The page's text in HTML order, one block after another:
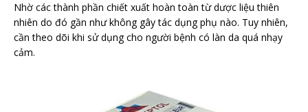
Nhờ các thành phần chiết xuất hoàn toàn từ dược liệu thiên
nhiên do đó gần như không gây tác dụng phụ nào. Tuy nhiên,
cần theo dõi khi sử dụng cho người bệnh có làn da quá nhạy
cảm.